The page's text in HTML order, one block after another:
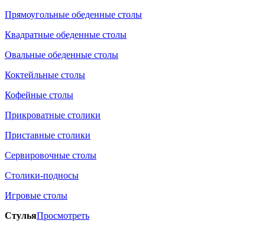
Прямоугольные обеденные столы
Квадратные обеденные столы
Овальные обеденные столы
Коктейльные столы
Кофейные столы
Прикроватные столики
Приставные столики
Сервировочные столы
Столики-подносы
Игровые столы
СтульяПросмотреть